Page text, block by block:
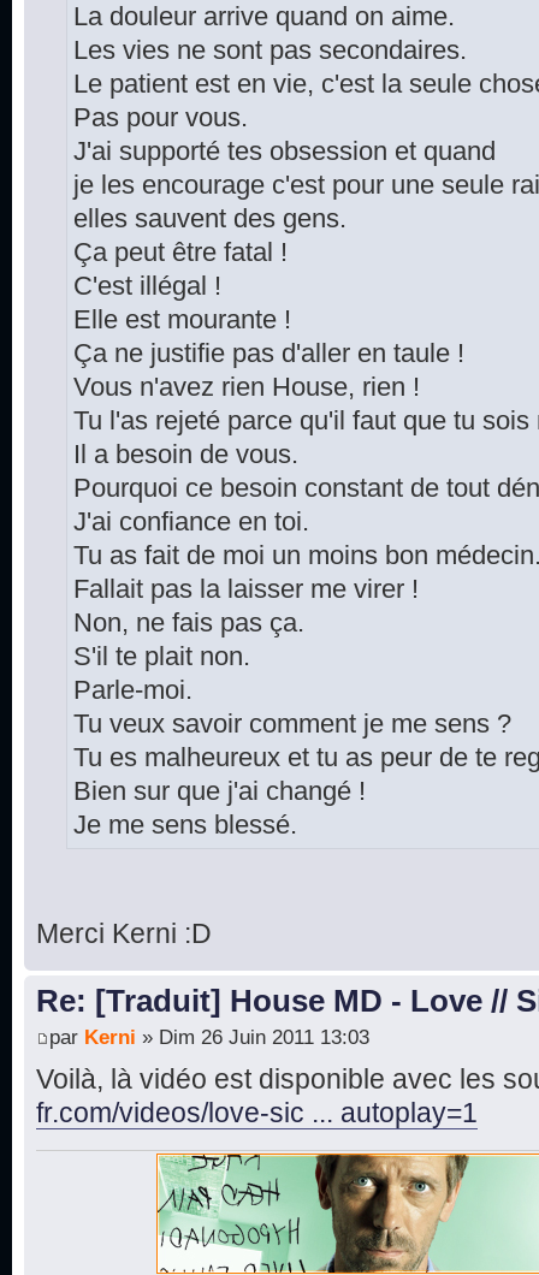
La douleur arrive quand on aime.
Les vies ne sont pas secondaires.
Le patient est en vie, c'est la seule
Pas pour vous.
J'ai supporté tes obsession et quand
je les encourage c'est pour une seule
elles sauvent des gens.
Ça peut être fatal !
C'est illégal !
Elle est mourante !
Ça ne justifie pas d'aller en taule !
Vous n'avez rien House, rien !
Tu l'as rejeté parce qu'il faut que tu sois
Il a besoin de vous.
Pourquoi ce besoin constant de tout
J'ai confiance en toi.
Tu as fait de moi un moins bon
Fallait pas la laisser me virer !
Non, ne fais pas ça.
S'il te plait non.
Parle-moi.
Tu veux savoir comment je me sens ?
Tu es malheureux et tu as peur de te
Bien sur que j'ai changé !
Je me sens blessé.
Merci Kerni :D
Re: [Traduit] House MD - Love //
par Kerni » Dim 26 Juin 2011 13:03
Voilà, là vidéo est disponible avec les
fr.com/videos/love-sic ... autoplay=1